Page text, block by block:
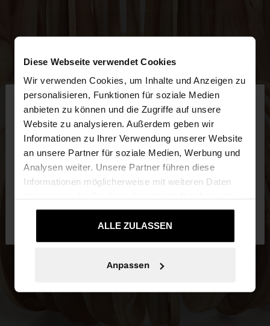
Diese Webseite verwendet Cookies
Wir verwenden Cookies, um Inhalte und Anzeigen zu
personalisieren, Funktionen für soziale Medien
anbieten zu können und die Zugriffe auf unsere
Website zu analysieren. Außerdem geben wir
Informationen zu Ihrer Verwendung unserer Website
an unsere Partner für soziale Medien, Werbung und
Analysen weiter. Unsere Partner führen diese
Informationen möglicherweise mit weiteren Daten
die sie im Rahmen Ihrer Nutzung der Dienste
gesammelt haben.ALLE ZULASSEN
Anpassen
hallo
Sie greifen von Deutschland auf die Website zu.
Möchten Sie unsere United States Website
Deutschland
Ja, bringen Sie mich
zu United States